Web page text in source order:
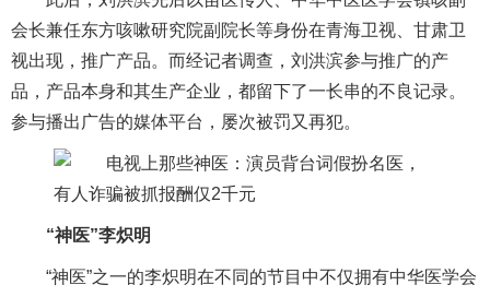
会长兼任东方咳嗽研究院副院长等身份在青海卫视、甘肃卫
视出现，推广产品。而经记者调查，刘洪滨参与推广的产
品，产品本身和其生产企业，都留下了一长串的不良记录。
参与播出广告的媒体平台，屡次被罚又再犯。
“神医”李炽明
“神医”之一的李炽明在不同的节目中不仅拥有中华医学会